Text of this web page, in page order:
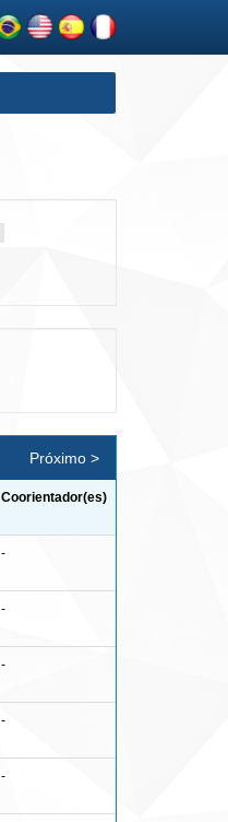
Próximo >
Coorientador(es)
-
-
-
-
-